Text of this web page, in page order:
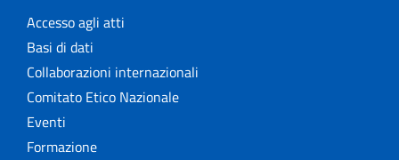
Accesso agli atti
Basi di dati
Collaborazioni internazionali
Comitato Etico Nazionale
Eventi
Formazione